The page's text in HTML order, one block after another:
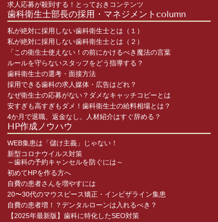
求人応募が殺到する！とっておきコンテンツ
歯科衛生士部長の採用・マネジメントcolumn
私が絶対に採用しない歯科衛生士とは（１）
私が絶対に採用しない歯科衛生士とは（２）
「この衛生士使えない！の前にかけるべき魔法の言葉
ルールを守らないスタッフをどう指導する？
歯科衛生士の選考・面接方法
採用できる歯科の求人媒体・広告はどれ？
なぜ衛生士の応募がない？ダメなキャッチコピーとは
安すぎも高すぎもダメ！歯科衛生士の給料相場とは？
4か月で退職、返金なし。人材紹介はすぐ辞める？
HP作成ノウハウ
WEB集患は「儲け主義」じゃない！
新型コロナウイルス対策
～歯科の予約キャンセルを防ぐには～
初めてHPを作る方へ
自費の患者さんを増やすには
20〜30代のマウスピース矯正・インビザライン集患
自費の患者増！？デンタルローンは入れるべき？
【2025年最新版】歯科に特化したSEO対策